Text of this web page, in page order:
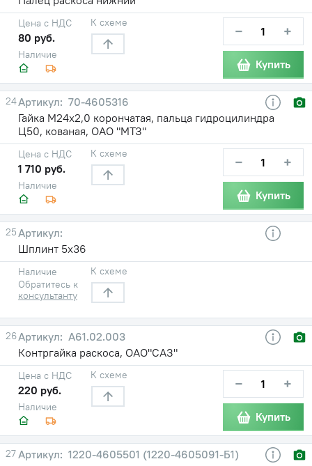
Наличие
Цена с НДС
80 руб.
К схеме − +
Купить
24
70-4605316
Гайка М24х2,0 корончатая, пальца гидроцилиндра
Ц50, кованая, ОАО "МТЗ"
Наличие
Цена с НДС
1 710 руб.
К схеме − +
Купить
25
Шплинт 5х36
Наличие
Обратитесь к
консультанту
К схеме
26
А61.02.003
Контргайка раскоса, ОАО"САЗ"
Наличие
Цена с НДС
220 руб.
К схеме − +
Купить
27
1220-4605501 (1220-4605091-Б1)